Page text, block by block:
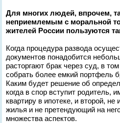
Для многих людей, впрочем,
неприемлемым с моральной
жителей России пользуются
Когда процедура развода
документов понадобится
расторгают брак через суд, в
собрать более емкий портфель
Каким будет решение об
когда в спор вступит родитель,
квартиру в ипотеке, и второй,
жилья и не претендующий на
множества аспектов.